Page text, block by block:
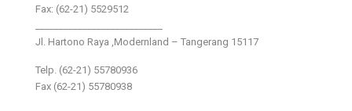
Fax: (62-21) 5529512
Jl. Hartono Raya ,Modernland – Tangerang 15117
Telp. (62-21) 55780936
Fax (62-21) 55780938